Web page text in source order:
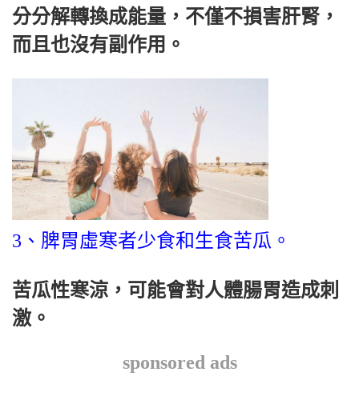
分分解轉換成能量，不僅不損害肝腎，
而且也沒有副作用。
3、脾胃虛寒者少食和生食苦瓜。
苦瓜性寒涼，可能會對人體腸胃造成刺
激。
sponsored ads